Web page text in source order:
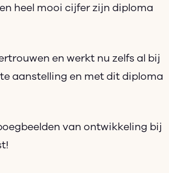
heel mooi cijfer zijn diploma
en werkt nu zelfs al bij
aanstelling en met dit diploma
van ontwikkeling bij